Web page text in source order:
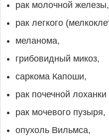
рак молочной железы,
рак легкого
меланома,
грибовидный микоз,
саркома Капоши,
рак почечной
рак мочевого пузыря,
опухоль Вильмса,